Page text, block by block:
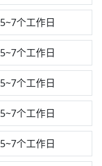
5~7个工作日
5~7个工作日
5~7个工作日
5~7个工作日
5~7个工作日